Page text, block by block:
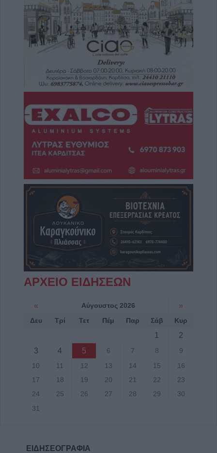
ΑΡΧΕΙΟ ΕΙΔΗΣΕΩΝ
« Αύγουστος 2026 »
Δευ Τρί Τετ Πέμ Παρ Σάβ Κυρ
1
2
3
4 5 6 7 8
9
10
11 12 13 14 15
16
17
18 19 20 21 22
23
24
25 26 27 28 29
30
31
ΕΙΔΗΣΕΟΓΡΑΦΙΑ